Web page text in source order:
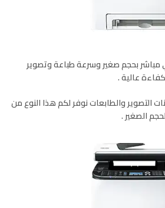
مباشر بحجم صغير وسرعة طباعة وتصوير
عالية .
التصوير والطابعات نوفر لكم هذا النوع من
الصغير .